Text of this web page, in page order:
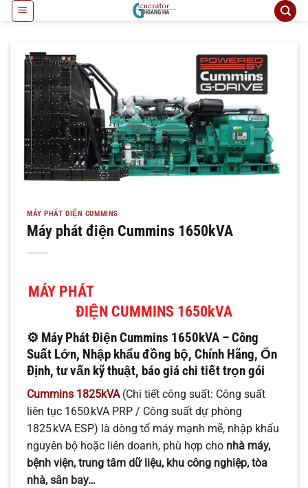
qua
MÁY PHÁT ĐIỆN CUMMINS
Máy phát điện Cummins 1650kVA
MÁY PHÁT
ĐIỆN CUMMINS 1650kVA
⚙️ Máy Phát Điện Cummins 1650kVA – Công
Suất Lớn, Nhập khẩu đồng bộ, Chính Hãng, Ổn
Định, tư vấn kỹ thuật, báo giá chi tiết trọn gói
Cummins 1825kVA(Chi tiết công suất: Công suất
liên tục 1650 kVA PRP / Công suất dự phòng
1825 kVA ESP) là dòng tổ máy mạnh mẽ, nhập khẩu
nguyên bộ hoặc liên doanh, phù hợp cho nhà máy,
bệnh viện, trung tâm dữ liệu, khu công nghiệp, tòa
nhà, sân bay…